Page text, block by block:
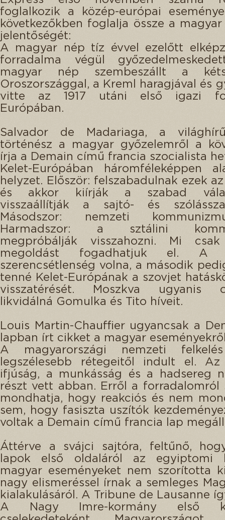
foglalkozik a közép-európai
következőkben foglalja össze a
jelentőségét:
A magyar nép tíz évvel ezelőtt
forradalma végül
magyar nép szembeszállt a
Oroszországgal, a Kreml haragjával és
vitte az 1917 utáni első igazi
Európában.
Salvador de Madariaga, a
történész a magyar győzelemről a
írja a Demain című francia szocialista
Kelet-Európában háromféleképpen
helyzet. Először: felszabadulnak ezek
és akkor kiírják a szabad
visszaállítják a sajtó- és
Másodszor: nemzeti
Harmadszor: a sztálini
megpróbálják visszahozni. Mi
megoldást fogadhatjuk el. A
szerencsétlenség volna, a második
tenné Kelet-Európának a szovjet
visszatérését. Moszkva ugyanis
likvidálná Gomulka és Tito híveit.
Louis Martin-Chauffier ugyancsak a
lapban írt cikket a magyar
A magyarországi nemzeti
legszélesebb rétegeitől indult el. Az
ifjúság, a munkásság és a hadsereg
részt vett abban. Erről a forradalomról
mondhatja, hogy reakciós és nem
sem, hogy fasiszta uszítók
voltak a Demain című francia lap
Áttérve a svájci sajtóra, feltűnő,
lapok első oldaláról az egyiptomi
magyar eseményeket nem szorította
nagy elismeréssel írnak a semleges
kialakulásáról. A Tribune de Lausanne
A Nagy Imre-kormány első